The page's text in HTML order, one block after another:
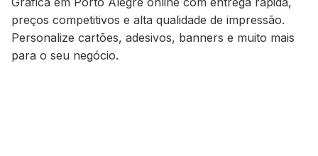
preços competitivos e alta qualidade de impressão.
Personalize cartões, adesivos, banners e muito mais
para o seu negócio.